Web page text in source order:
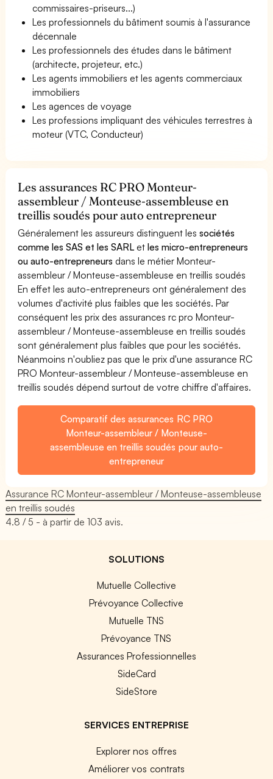
commissaires-priseurs...)
Les professionnels du bâtiment soumis à l'assurance
décennale
Les professionnels des études dans le bâtiment
(architecte, projeteur, etc.)
Les agents immobiliers et les agents commerciaux
immobiliers
Les agences de voyage
Les professions impliquant des véhicules terrestres à
moteur (VTC, Conducteur)
Les assurances RC PRO Monteur-
assembleur / Monteuse-assembleuse en
treillis soudés pour auto entrepreneur
Généralement les assureurs distinguent lessociétés
comme les SAS et les SARL etles micro-entrepreneurs
ou auto-entrepreneurs dans le métier Monteur-
assembleur / Monteuse-assembleuse en treillis soudés
En effet les auto-entrepreneurs ont généralement des
volumes d'activité plus faibles que les sociétés. Par
conséquent les prix des assurances rc pro Monteur-
assembleur / Monteuse-assembleuse en treillis soudés
sont généralement plus faibles que pour les sociétés.
Néanmoins n'oubliez pas que le prix d'une assurance RC
PRO Monteur-assembleur / Monteuse-assembleuse en
treillis soudés dépend surtout de votre chiffre d'affaires.
Comparatif des assurances RC PRO
Monteur-assembleur / Monteuse-
assembleuse en treillis soudés pour auto-
entrepreneur
Assurance RC Monteur-assembleur / Monteuse-assembleuse
en treillis soudés
4.8 / 5 - à partir de103 avis.
SOLUTIONS
Mutuelle Collective
Prévoyance Collective
Mutuelle TNS
Prévoyance TNS
Assurances Professionnelles
SideCard
SideStore
SERVICES ENTREPRISE
Explorer nos offres
Améliorer vos contrats